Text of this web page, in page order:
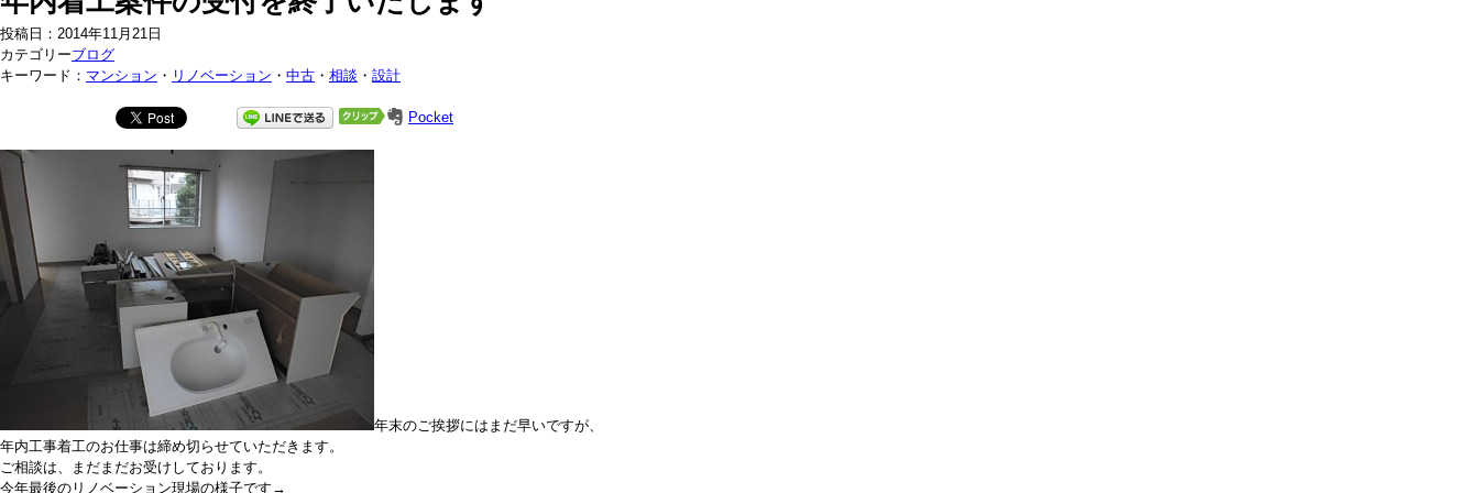
投稿日：2014年11月21日
カテゴリーブログ
キーワード： マンション ・ リノベーション ・ 中古 ・ 相談 ・ 設計
Pocket
年末のご挨拶にはまだ早いですが、
年内工事着工のお仕事は締め切らせていただきます。
ご相談は、まだまだお受けしております。
今年最後のリノベーション現場の様子です→